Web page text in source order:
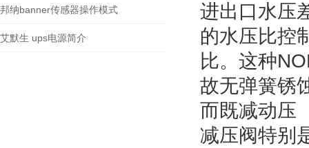
邦纳banner传感器操作模式
艾默生 ups电源简介
进出口水压
的水压比控
比。这种
故无弹簧锈
而既减动压
减压阀特别